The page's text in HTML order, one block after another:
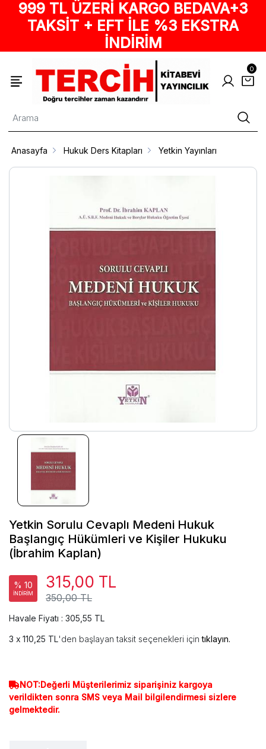
999 TL ÜZERİ KARGO BEDAVA+3
TAKSİT + EFT İLE %3 EKSTRA
İNDİRİM
0
Anasayfa Hukuk Ders Kitapları Yetkin Yayınları
Yetkin Sorulu Cevaplı Medeni Hukuk
Başlangıç Hükümleri ve Kişiler Hukuku
(İbrahim Kaplan)
% 10
İNDİRİM 350,00 TL
315,00 TL
Havale Fiyatı : 305,55 TL
110,25 TL'den başlayan taksit seçenekleri içintıklayın.
NOT:Değerli Müşterilerimiz siparişiniz kargoya
verildikten sonra SMS veya Mail bilgilendirmesi sizlere
gelmektedir.